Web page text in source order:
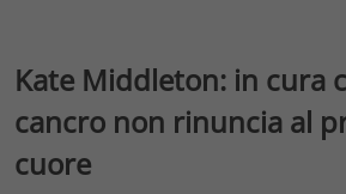
Kate Middleton: in cura
cancro non rinuncia al
cuore